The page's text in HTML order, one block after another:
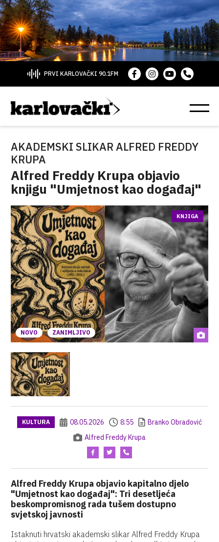
PRVI KARLOVAČKI 90.1FM
AKADEMSKI SLIKAR ALFRED FREDDY
KRUPA
Alfred Freddy Krupa objavio
knjigu "Umjetnost kao događaj"
NOVO ZANIMLJIVO
KNJIGA
KULTURA 08.05.2026 8:55
Branko Obradović
Alfred Freddy Krupa
Alfred Freddy Krupa objavio kapitalno djelo
"Umjetnost kao događaj": Tri desetljeća
beskompromisnog rada tušem dostupno
svjetskoj javnosti
Istaknuti hrvatski akademski slikar Alfred Freddy Krupa